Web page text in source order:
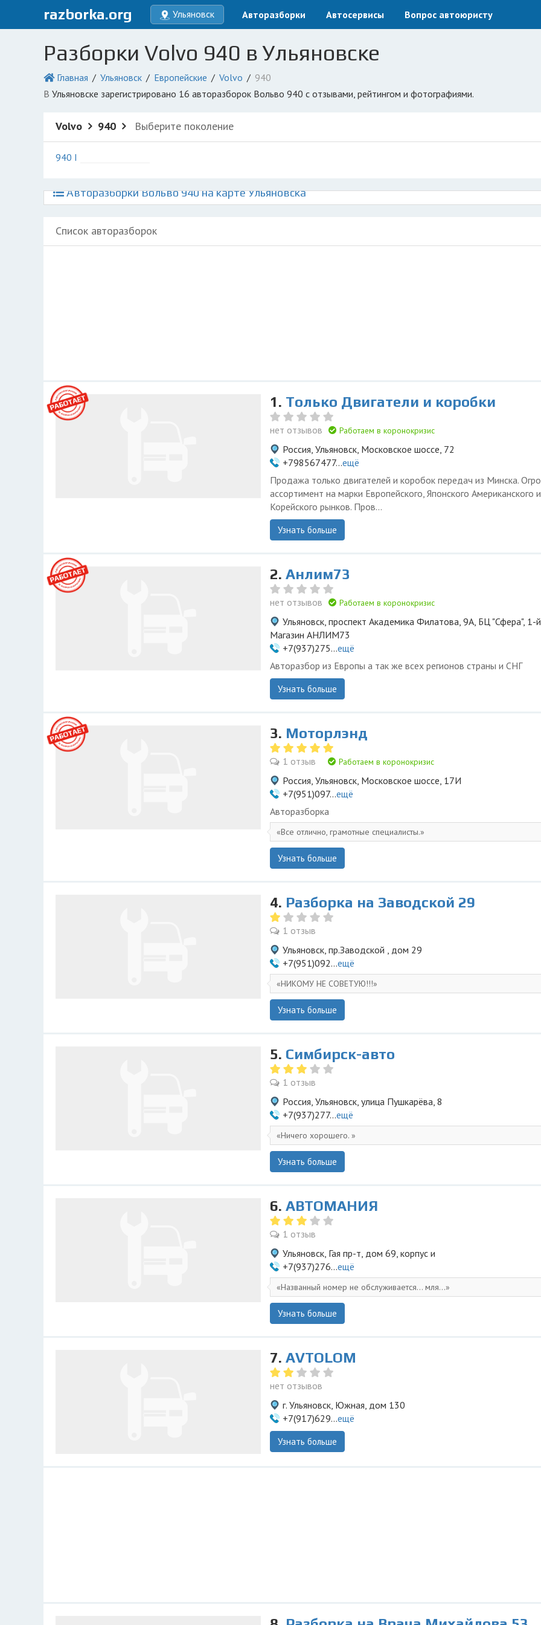
razborka.org Ульяновск Авторазборки Автосервисы Вопрос автоюристу
Разборки Volvo 940 в Ульяновске
Главная Ульяновск Европейские Volvo
940
в Ульяновске зарегистрировано 16 авторазборок Вольво 940 с отзывами, рейтингом и фотографиями.
Volvo 940 Выберите поколение
940 I
Авторазборки Вольво 940 на карте Ульяновска
Список авторазборок
1. Только Двигатели и коробки
нет отзывов Работаем в коронокризис
Россия, Ульяновск, Московское шоссе, 72
+798567477...ещё
Продажа только двигателей и коробок передач из Минска.
ассортимент на марки Европейского, Японского Американского и
Корейского рынков. Пров...
Узнать больше
2. Анлим73
нет отзывов Работаем в коронокризис
Ульяновск, проспект Академика Филатова, 9А, БЦ "Сфера", 1-
Магазин АНЛИМ73
+7(937)275...ещё
Авторазбор из Европы а так же всех регионов страны и СНГ
Узнать больше
3. Моторлэнд
1 отзыв Работаем в коронокризис
Россия, Ульяновск, Московское шоссе, 17И
+7(951)097...ещё
Авторазборка
Все отлично, грамотные специалисты.
Узнать больше
4. Разборка на Заводской 29
1 отзыв
Ульяновск, пр.Заводской , дом 29
+7(951)092...ещё
НИКОМУ НЕ СОВЕТУЮ!!!
Узнать больше
5. Симбирск-авто
1 отзыв
Россия, Ульяновск, улица Пушкарёва, 8
+7(937)277...ещё
Ничего хорошего.
Узнать больше
6. АВТОМАНИЯ
1 отзыв
Ульяновск, Гая пр-т, дом 69, корпус и
+7(937)276...ещё
Названный номер не обслуживается... мля...
Узнать больше
7. AVTOLOM
нет отзывов
г. Ульяновск, Южная, дом 130
+7(917)629...ещё
Узнать больше